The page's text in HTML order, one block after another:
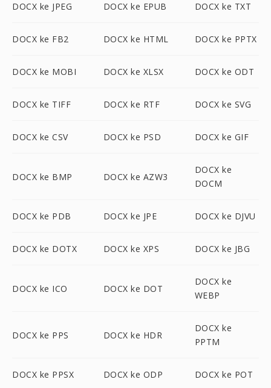
DOCX ke JPEG DOCX ke EPUB DOCX ke TXT
DOCX ke FB2 DOCX ke HTML DOCX ke PPTX
DOCX ke MOBI DOCX ke XLSX DOCX ke ODT
DOCX ke TIFF DOCX ke RTF DOCX ke SVG
DOCX ke CSV DOCX ke PSD DOCX ke GIF
DOCX ke BMP DOCX ke AZW3
DOCX ke
DOCM
DOCX ke PDB DOCX ke JPE DOCX ke DJVU
DOCX ke DOTX DOCX ke XPS DOCX ke JBG
DOCX ke ICO DOCX ke DOT
DOCX ke
WEBP
DOCX ke PPS DOCX ke HDR
DOCX ke
PPTM
DOCX ke PPSX DOCX ke ODP DOCX ke POT